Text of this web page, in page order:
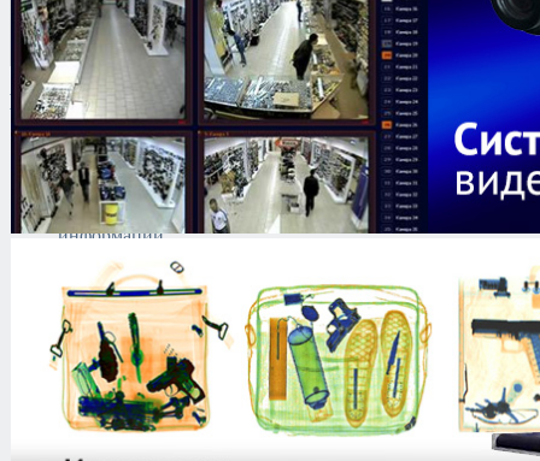
Каталог
Антитеррористическое
оборудование
Поиск и выявление
каналов утечки
информации
Технические средства
защиты информации
Тепловизоры
Криминалистическая
техника
Поисково-досмотровое
оборудование
Средства
документирования и